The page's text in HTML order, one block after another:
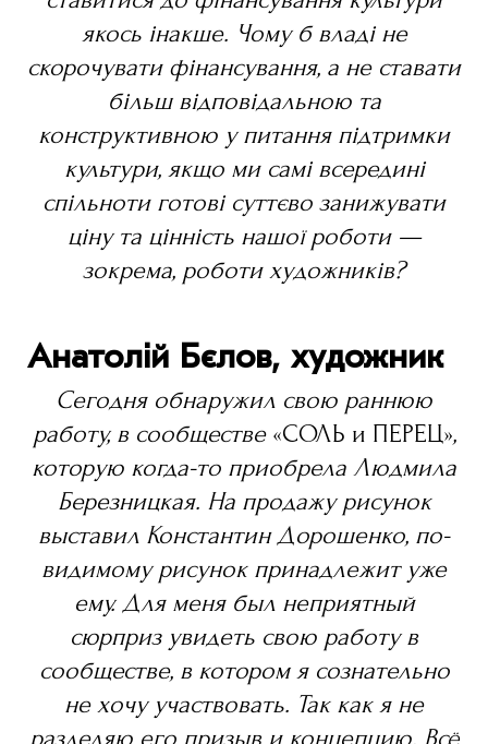
якось інакше. Чому б владі не
скорочувати фінансування, а не ставати
більш відповідальною та
конструктивною у питання підтримки
культури, якщо ми самі всередині
спільноти готові суттєво занижувати
ціну та цінність нашої роботи —
зокрема, роботи художників?
Анатолій Бєлов, художник
Сегодня обнаружил свою раннюю
работу, в сообществе «CОЛЬ и ПЕРЕЦ»,
которую когда-то приобрела Людмила
Березницкая. На продажу рисунок
выставил Константин Дорошенко, по-
видимому рисунок принадлежит уже
ему. Для меня был неприятный
сюрприз увидеть свою работу в
сообществе, в котором я сознательно
не хочу участвовать. Так как я не